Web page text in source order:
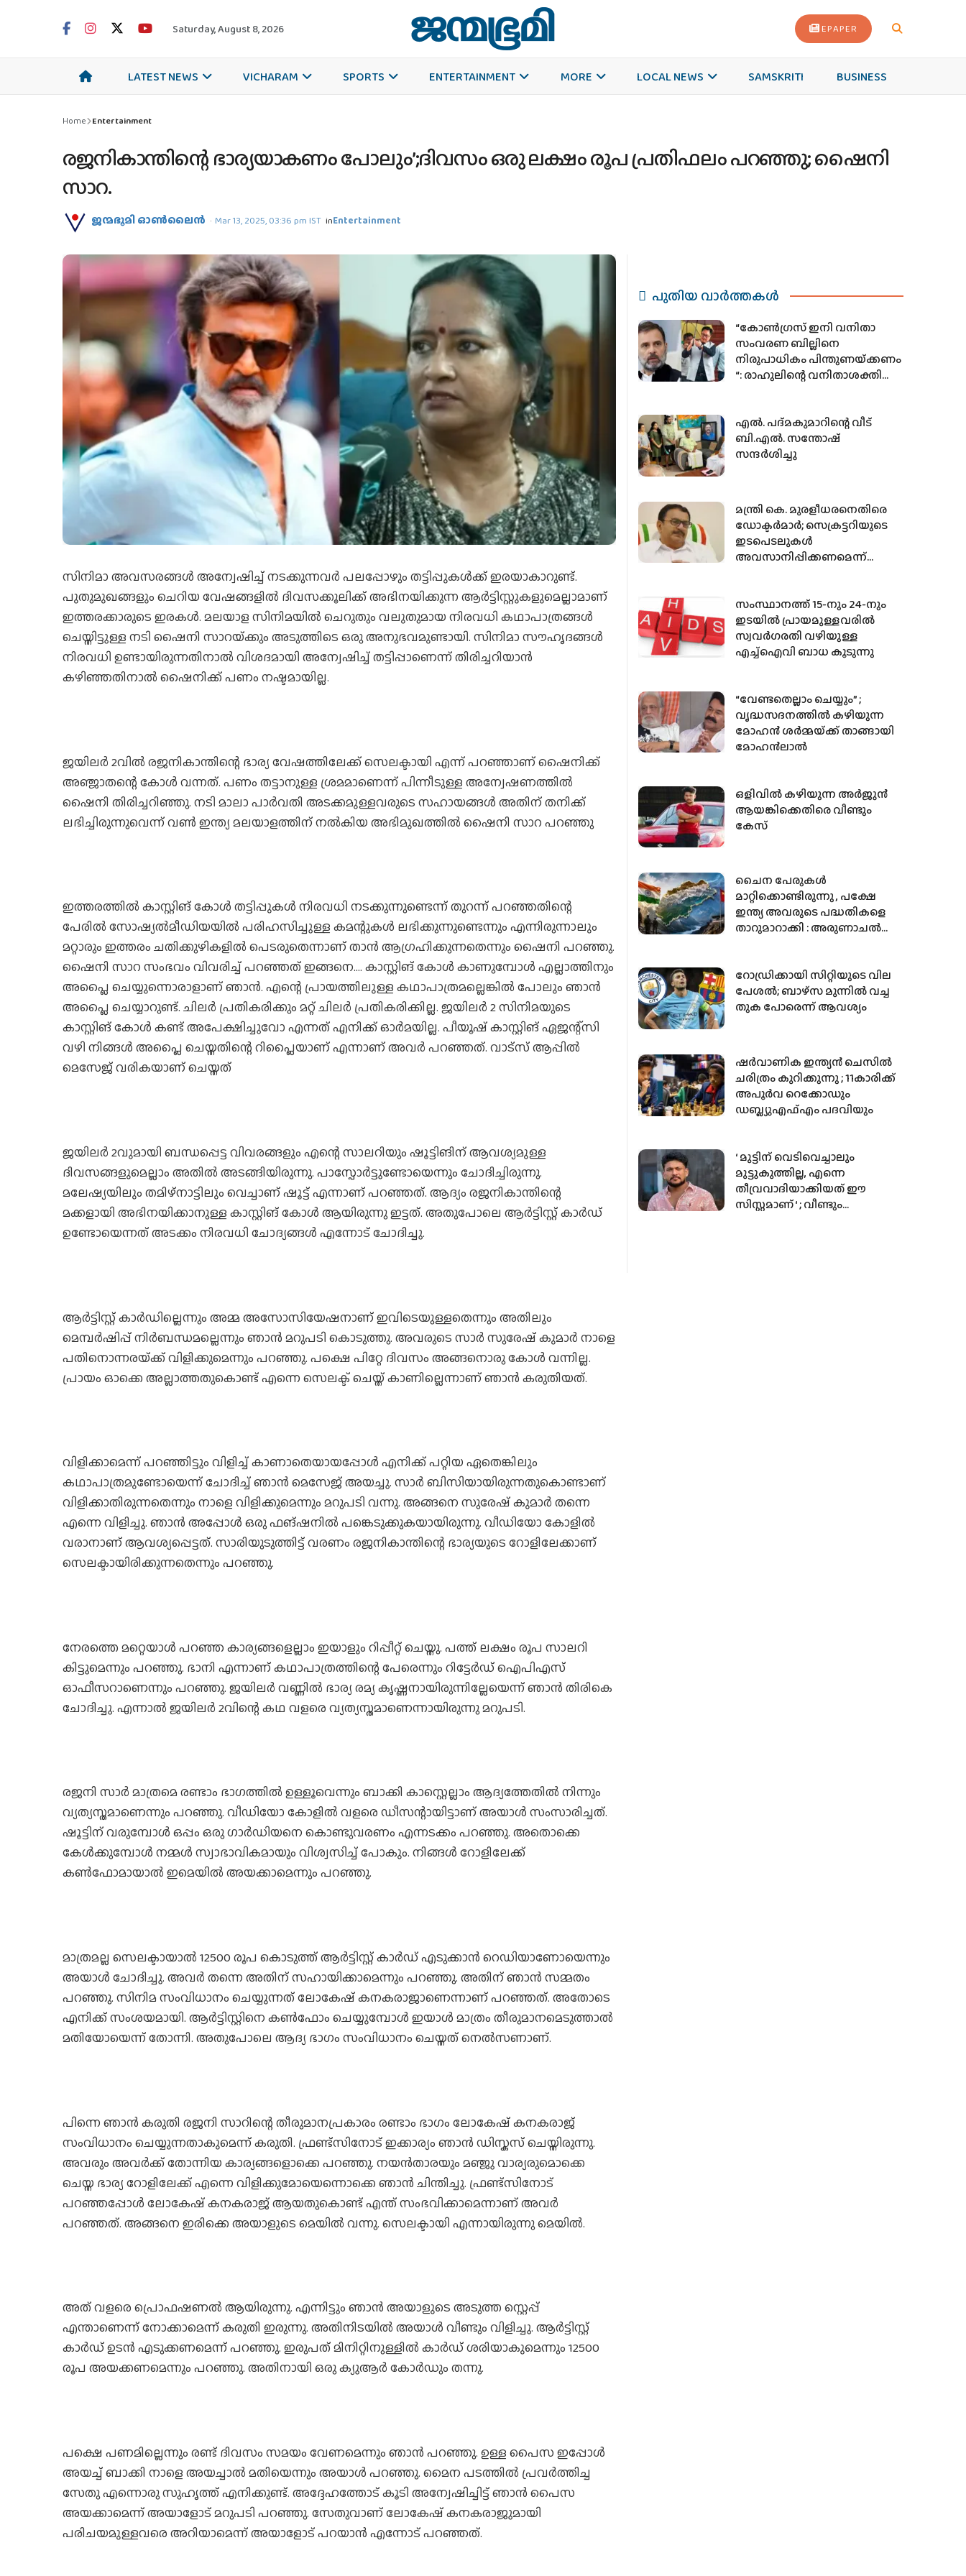
Saturday, August 8, 2026 EPAPER
LATEST NEWS VICHARAM SPORTS ENTERTAINMENT MORE LOCAL NEWS SAMSKRITI BUSINESS
Home Entertainment
രജനികാന്തിന്റെ ഭാര്യയാകണം പോലും’;ദിവസം ഒരു ലക്ഷം രൂപ പ്രതിഫലം പറഞ്ഞു; ഷൈനി
സാറ.
ജന്മഭൂമി ഓണ്‍ലൈന്‍ Mar 13, 2025, 03:36 pm IST inEntertainment
സിനിമാ അവസരങ്ങൾ അന്വേഷിച്ച് നടക്കുന്നവർ പലപ്പോഴും തട്ടിപ്പുകൾക്ക് ഇരയാകാറുണ്ട്.
പുതുമുഖങ്ങളും ചെറിയ വേഷങ്ങളിൽ ദിവസക്കൂലിക്ക് അഭിനയിക്കുന്ന ആർട്ടിസ്റ്റുകളുമെല്ലാമാണ്
ഇത്തരക്കാരുടെ ഇരകൾ. മലയാള സിനിമയിൽ ചെറുതും വലുതുമായ നിരവധി കഥാപാത്രങ്ങൾ
ചെയ്തിട്ടുള്ള നടി ഷൈനി സാറയ്‌ക്കും അടുത്തിടെ ഒരു അനുഭവമുണ്ടായി. സിനിമാ സൗഹൃദങ്ങൾ
നിരവധി ഉണ്ടായിരുന്നതിനാൽ വിശദമായി അന്വേഷിച്ച് തട്ടിപ്പാണെന്ന് തിരിച്ചറിയാൻ
കഴിഞ്ഞതിനാൽ ഷൈനിക്ക് പണം നഷ്ടമായില്ല.
ജയിലർ 2വിൽ രജനികാന്തിന്റെ ഭാര്യ വേഷത്തിലേക്ക് സെലക്ടായി എന്ന് പറഞ്ഞാണ് ഷൈനിക്ക്
അ‍ഞ്ജാതന്റെ കോൾ വന്നത്. പണം തട്ടാനുള്ള ശ്രമമാണെന്ന് പിന്നീടുള്ള അന്വേഷണത്തിൽ
ഷൈനി തിരിച്ചറിഞ്ഞു. നടി മാലാ പാർവതി അടക്കമുള്ളവരുടെ സഹായങ്ങൾ അതിന് തനിക്ക്
ലഭിച്ചിരുന്നുവെന്ന് വൺ ഇന്ത്യ മലയാളത്തിന് നൽകിയ അഭിമുഖത്തിൽ ഷൈനി സാറ പറഞ്ഞു
ഇത്തരത്തിൽ കാസ്റ്റിങ് കോൾ തട്ടിപ്പുകൾ നിരവധി നടക്കുന്നുണ്ടെന്ന് തുറന്ന് പറഞ്ഞതിന്റെ
പേരിൽ സോഷ്യൽമീഡിയയിൽ പരിഹസിച്ചുള്ള കമന്റുകൾ ലഭിക്കുന്നുണ്ടെന്നും എന്നിരുന്നാലും
മറ്റാരും ഇത്തരം ചതിക്കുഴികളിൽ പെടരുതെന്നാണ് താൻ ആഗ്രഹിക്കുന്നതെന്നും ഷൈനി പറഞ്ഞു.
ഷൈനി സാറ സംഭവം വിവരിച്ച് പറഞ്ഞത് ഇങ്ങനെ…. കാസ്റ്റിങ് കോൾ കാണുമ്പോൾ എല്ലാത്തിനും
അപ്ലൈ ചെയ്യുന്നൊരാളാണ് ഞാൻ. എന്റെ പ്രായത്തിലുള്ള കഥാപാത്രമല്ലെങ്കിൽ പോലും ഞാൻ
അപ്ലൈ ചെയ്യാറുണ്ട്. ചിലർ പ്രതികരിക്കും മറ്റ് ചിലർ പ്രതികരിക്കില്ല. ജയിലർ 2 സിനിമയുടെ
കാസ്റ്റിങ് കോൾ കണ്ട് അപേക്ഷിച്ചുവോ എന്നത് എനിക്ക് ഓർമയില്ല. പീയൂഷ് കാസ്റ്റിങ് ഏജന്റ്സി
വഴി നിങ്ങൾ അപ്ലൈ ചെയ്തതിന്റെ റിപ്ലൈയാണ് എന്നാണ് അവർ പറഞ്ഞത്. വാട്സ് ആപ്പിൽ
മെസേജ് വരികയാണ് ചെയ്തത്
ജയിലർ 2വുമായി ബന്ധപ്പെട്ട വിവരങ്ങളും എന്റെ സാലറിയും ഷൂട്ടിങിന് ആവശ്യമുള്ള
ദിവസങ്ങളുമെല്ലാം അതിൽ അടങ്ങിയിരുന്നു. പാസ്പോർട്ടുണ്ടോയെന്നും ചോദിച്ചിരുന്നു.
മലേഷ്യയിലും തമിഴ്നാട്ടിലും വെച്ചാണ് ഷൂട്ട് എന്നാണ് പറഞ്ഞത്. ആദ്യം രജനികാന്തിന്റെ
മക്കളായി അഭിനയിക്കാനുള്ള കാസ്റ്റിങ് കോൾ ആയിരുന്നു ഇട്ടത്. അതുപോലെ ആർട്ടിസ്റ്റ് കാർഡ്
ഉണ്ടോയെന്നത് അടക്കം നിരവധി ചോദ്യങ്ങൾ എന്നോട് ചോദിച്ചു.
ആർട്ടിസ്റ്റ് കാർഡില്ലെന്നും അമ്മ അസോസിയേഷനാണ് ഇവിടെയുള്ളതെന്നും അതിലും
മെമ്പർഷിപ്പ് നിർബന്ധമല്ലെന്നും ഞാൻ മറുപടി കൊടുത്തു. അവരുടെ സാർ സുരേഷ് കുമാർ നാളെ
പതിനൊന്നരയ്‌ക്ക് വിളിക്കുമെന്നും പറഞ്ഞു. പക്ഷെ പിറ്റേ ദിവസം അങ്ങനൊരു കോൾ വന്നില്ല.
പ്രായം ഓക്കെ അല്ലാത്തതുകൊണ്ട് എന്നെ സെലക്ട് ചെയ്ത് കാണില്ലെന്നാണ് ഞാൻ കരുതിയത്.
വിളിക്കാമെന്ന് പറഞ്ഞിട്ടും വിളിച്ച് കാണാതെയായപ്പോൾ എനിക്ക് പറ്റിയ ഏതെങ്കിലും
കഥാപാത്രമുണ്ടോയെന്ന് ചോദിച്ച് ഞാൻ മെസേജ് അയച്ചു. സാർ‌ ബിസിയായിരുന്നതുകൊണ്ടാണ്
വിളിക്കാതിരുന്നതെന്നും നാളെ വിളിക്കുമെന്നും മറുപടി വന്നു. അങ്ങനെ സുരേഷ് കുമാർ തന്നെ
എന്നെ വിളിച്ചു. ഞാൻ അപ്പോൾ ഒരു ഫങ്ഷനിൽ പങ്കെടുക്കുകയായിരുന്നു. വീഡിയോ കോളിൽ
വരാനാണ് ആവശ്യപ്പെട്ടത്. സാരിയുടുത്തിട്ട് വരണം രജനികാന്തിന്റെ ഭാര്യയുടെ റോളിലേക്കാണ്
സെലക്ടായിരിക്കുന്നതെന്നും പറഞ്ഞു.
നേരത്തെ മറ്റെയാൾ പറഞ്ഞ കാര്യങ്ങളെല്ലാം ഇയാളും റിപ്പീറ്റ് ചെയ്തു. പത്ത് ലക്ഷം രൂപ സാലറി
കിട്ടുമെന്നും പറഞ്ഞു. ഭാനി എന്നാണ് കഥാപാത്രത്തിന്റെ പേരെന്നും റിട്ടേർഡ് ഐപിഎസ്
ഓഫീസറാണെന്നും പറഞ്ഞു. ജയിലർ വണ്ണിൽ ഭാര്യ രമ്യ കൃഷ്ണനായിരുന്നില്ലേയെന്ന് ഞാൻ തിരികെ
ചോദിച്ചു. എന്നാൽ ജയിലർ 2വിന്റെ കഥ വളരെ വ്യത്യസ്തമാണെന്നായിരുന്നു മറുപടി.
രജനി സാർ മാത്രമെ രണ്ടാം ഭാഗത്തിൽ ഉള്ളൂവെന്നും ബാക്കി കാസ്റ്റെല്ലാം ആദ്യത്തേതിൽ നിന്നും
വ്യത്യസ്തമാണെന്നും പറഞ്ഞു. വീഡിയോ കോളിൽ‌ വളരെ ഡീസന്റായിട്ടാണ് അയാൾ സംസാരിച്ചത്.
ഷൂട്ടിന് വരുമ്പോൾ ഒപ്പം ഒരു ഗാർഡിയനെ കൊണ്ടുവരണം എന്നടക്കം പറഞ്ഞു. അതൊക്കെ
കേൾക്കുമ്പോൾ നമ്മൾ സ്വാഭാവികമായും വിശ്വസിച്ച് പോകും. നിങ്ങൾ റോളിലേക്ക്
കൺഫോമായാൽ ഇമെയിൽ അയക്കാമെന്നും പറഞ്ഞു.
മാത്രമല്ല സെലക്ടായാൽ 12500 രൂപ കൊടുത്ത് ആർട്ടിസ്റ്റ് കാർഡ് എടുക്കാൻ റെഡിയാണോയെന്നും
അയാൾ ചോദിച്ചു. അവർ തന്നെ അതിന് സഹായിക്കാമെന്നും പറഞ്ഞു. അതിന് ഞാൻ സമ്മതം
പറഞ്ഞു. സിനിമ സംവിധാനം ചെയ്യുന്നത് ലോകേഷ് കനകരാജാണെന്നാണ് പറഞ്ഞത്. അതോടെ
എനിക്ക് സംശയമായി. ആർട്ടിസ്റ്റിനെ കൺഫോം ചെയ്യുമ്പോൾ ഇയാൾ മാത്രം തീരുമാനമെടുത്താൽ
മതിയോയെന്ന് തോന്നി. അതുപോലെ ആദ്യ ഭാഗം സംവിധാനം ചെയ്തത് നെൽസണാണ്.
പിന്നെ ഞാൻ കരുതി രജനി സാറിന്റെ തീരുമാനപ്രകാരം രണ്ടാം ഭാഗം ലോകേഷ് കനകരാജ്
സംവിധാനം ചെയ്യുന്നതാകുമെന്ന് കരുതി. ഫ്രണ്ട്സിനോട് ഇക്കാര്യം ഞാൻ ഡിസ്കസ് ചെയ്തിരുന്നു.
അവരും അവർക്ക് തോന്നിയ കാര്യങ്ങളൊക്കെ പറഞ്ഞു. നയൻതാരയും മഞ്ജു വാര്യരുമൊക്കെ
ചെയ്ത ഭാര്യ റോളിലേക്ക് എന്നെ വിളിക്കുമോയെന്നൊക്കെ ഞാൻ ചിന്തിച്ചു. ഫ്രണ്ട്സിനോട്
പറഞ്ഞപ്പോൾ ലോകേഷ് കനകരാജ് ആയതുകൊണ്ട് എന്ത് സംഭവിക്കാമെന്നാണ് അവർ
പറഞ്ഞത്. അങ്ങനെ ഇരിക്കെ അയാളുടെ മെയിൽ വന്നു. സെലക്ടായി എന്നായിരുന്നു മെയിൽ.
അത് വളരെ പ്രൊഫഷണൽ ആയിരുന്നു. എന്നിട്ടും ഞാൻ അയാളുടെ അടുത്ത സ്റ്റെപ്പ്
എന്താണെന്ന് നോക്കാമെന്ന് കരുതി ഇരുന്നു. അതിനിടയിൽ അയാൾ വീണ്ടും വിളിച്ചു. ആർട്ടിസ്റ്റ്
കാർഡ് ഉടൻ എടുക്കണമെന്ന് പറഞ്ഞു. ഇരുപത് മിനിറ്റിനുള്ളിൽ കാർഡ് ശരിയാകുമെന്നും 12500
രൂപ അയക്കണമെന്നും പറഞ്ഞു. അതിനായി ഒരു ക്യുആർ കോർഡും തന്നു.
പക്ഷെ പണമില്ലെന്നും രണ്ട് ദിവസം സമയം വേണമെന്നും ഞാൻ പറഞ്ഞു. ഉള്ള പൈസ ഇപ്പോൾ
അയച്ച് ബാക്കി നാളെ അയച്ചാൽ മതിയെന്നും അയാൾ പറഞ്ഞു. മൈന പടത്തിൽ പ്രവർത്തിച്ച
സേതു എന്നൊരു സുഹൃത്ത് എനിക്കുണ്ട്. അദ്ദേഹത്തോട് കൂടി അന്വേഷിച്ചിട്ട് ഞാൻ പൈസ
അയക്കാമെന്ന് അയാളോട് മറുപടി പറഞ്ഞു. സേതുവാണ് ലോകേഷ് കനകരാജുമായി
പരിചയമുള്ളവരെ അറിയാമെന്ന് അയാളോട് പറയാൻ എന്നോട് പറഞ്ഞത്.
പുതിയ വാര്‍ത്തകള്‍
“കോൺഗ്രസ് ഇനി വനിതാ
സംവരണ ബില്ലിനെ
നിരുപാധികം പിന്തുണയ്‌ക്കണം
“: രാഹുലിന്റെ വനിതാശക്തി
എല്‍. പദ്മകുമാറിന്റെ വീട്
ബി.എല്‍. സന്തോഷ്
സന്ദര്‍ശിച്ചു
മന്ത്രി കെ. മുരളീധരനെതിരെ
ഡോക്ടര്‍മാര്‍; സെക്രട്ടറിയുടെ
ഇടപെടലുകള്‍
അവസാനിപ്പിക്കണമെന്ന്
സംസ്ഥാനത്ത് 15-നും 24-നും
ഇടയിൽ പ്രായമുള്ളവരിൽ
സ്വവർഗരതി വഴിയുള്ള
എച്ച്ഐവി ബാധ കൂടുന്നു
“വേണ്ടതെല്ലാം ചെയ്യും” ;
വൃദ്ധസദനത്തിൽ കഴിയുന്ന
മോഹൻ ശർമ്മയ്‌ക്ക് താങ്ങായി
മോഹൻലാൽ
ഒളിവില്‍ കഴിയുന്ന അർജുൻ
ആയങ്കിക്കെതിരെ വീണ്ടും
കേസ്
ചൈന പേരുകൾ
മാറ്റിക്കൊണ്ടിരുന്നു , പക്ഷേ
ഇന്ത്യ അവരുടെ പദ്ധതികളെ
താറുമാറാക്കി : അരുണാചൽ
ഉൾപ്പെടുത്തി
റോഡ്രിക്കായി സിറ്റിയുടെ വില
പേശല്‍; ബാഴ്‌സ മുന്നില്‍ വച്ച
തുക പോരെന്ന് ആവശ്യം
ഷർവാണിക ഇന്ത്യൻ ചെസിൽ
ചരിത്രം കുറിക്കുന്നു ; 11കാരിക്ക്
അപൂർവ റെക്കോഡും
ഡബ്ല്യുഎഫ്എം പദവിയും
‘ മുട്ടിന് വെടിവെച്ചാലും
മുട്ടുകുത്തില്ല, എന്നെ
തീവ്രവാദിയാക്കിയത് ഈ
സിസ്റ്റമാണ് ‘ ; വീണ്ടും